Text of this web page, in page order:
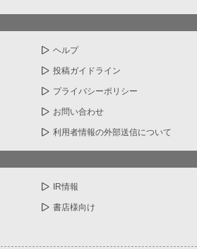
ヘルプ
投稿ガイドライン
プライバシーポリシー
お問い合わせ
利用者情報の外部送信について
IR情報
書店様向け